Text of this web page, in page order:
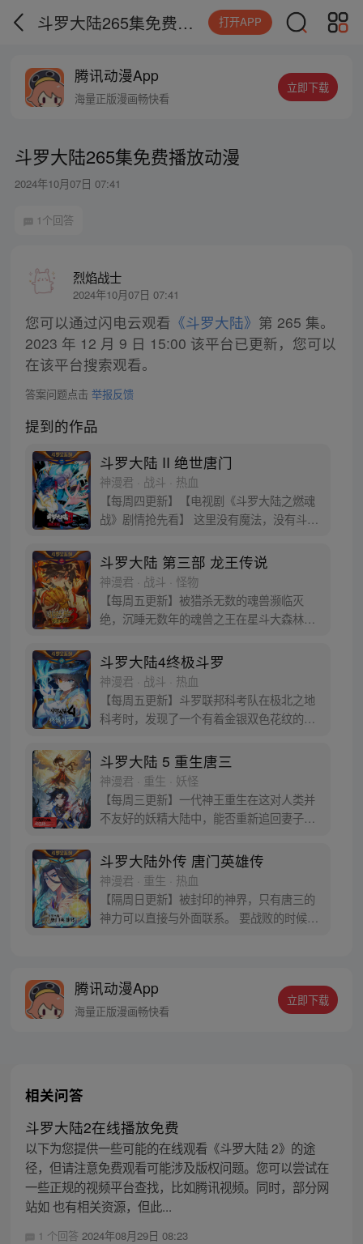
斗罗大陆265集免费播放动漫 打开APP
腾讯动漫App
海量正版漫画畅快看
立即下载
斗罗大陆265集免费播放动漫
2024年10月07日 07:41
1个回答
烈焰战士
2024年10月07日 07:41
您可以通过闪电云观看 《斗罗大陆》 第 265 集。
2023 年 12 月 9 日 15:00 该平台已更新，您可以
在该平台搜索观看。
答案问题点击 举报反馈
提到的作品
斗罗大陆 II 绝世唐门
神漫君 · 战斗 · 热血
【每周四更新】【电视剧《斗罗大陆之燃魂
战》剧情抢先看】 这里没有魔法，没有斗
后的斗罗大陆上，唐门式微，一代天骄霍雨
浩横空出世，一切的神奇都将一一展现。 唐
门暗器能否重振雄风，唐门能否重现辉煌，
一切尽绝世唐门！
斗罗大陆 第三部 龙王传说
神漫君 · 战斗 · 怪物
【每周五更新】被猎杀无数的魂兽濒临灭
绝，沉睡无数年的魂兽之王在星斗大森林最
魂”遇上执着而顽强的少年唐舞麟，万众瞩目
的武魂传奇将再次被书写。我们不期待奇
迹，但要给奇迹一个机会。
斗罗大陆4终极斗罗
神漫君 · 战斗 · 热血
【每周五更新】斗罗联邦科考队在极北之地
科考时，发现了一个有着金银双色花纹的
于是赶忙将其带回研究所进行孵化。蛋孵化
出来了，可孵出来的是一个婴儿，一个和人
类一模一样的孩子；与此同时，联邦研究所
正在解冻一名银色长发女子，而一名蓝发青
年则在海滨被人发现
斗罗大陆 5 重生唐三
神漫君 · 重生 · 妖怪
【每周三更新】一代神王重生在这对人类并
不友好的妖精大陆中，能否重新追回妻子。
路？尽在一代神王至情追妻之旅，斗罗大陆
第五部，重生唐三!
斗罗大陆外传 唐门英雄传
神漫君 · 重生 · 热血
【隔周日更新】被封印的神界，只有唐三的
神力可以直接与外面联系。 要战败的时候，
战！
腾讯动漫App
海量正版漫画畅快看
立即下载
相关问答
斗罗大陆2在线播放免费
以下为您提供一些可能的在线观看《斗罗大陆 2》的途
径，但请注意免费观看可能涉及版权问题。您可以尝试在
一些正规的视频平台查找，比如腾讯视频。同时，部分网
站如 也有相关资源，但此...
1 个回答 2024年08月29日 08:23